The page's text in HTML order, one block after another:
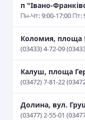
п "Івано-
Пн-Чт: 9:00-17:00 Пт:
Коломия, площа
(03433) 4-72-09
Калуш, площа
(03472) 7-81-22
Долина, вул.
(03477) 2-55-01